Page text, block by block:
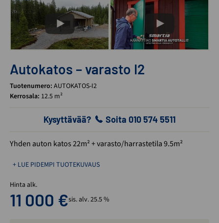
Autokatos – varasto I2
Tuotenumero: AUTOKATOS-I2
Kerrosala: 12.5 m²
Kysyttävää? Soita 010 574 5511
Yhden auton katos 22m² + varasto/harrastetila 9.5m²
+ LUE PIDEMPI TUOTEKUVAUS
Hinta alk.
11 000 €sis. alv. 25.5 %